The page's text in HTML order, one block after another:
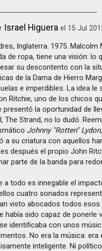
Israel Higuera el 15 Jul
Inglaterra. 1975.
de ropa, tiene una visión: lo
su descontento con la
de la Dama de Hierro
e imperdibles. La idea
Ritchie, uno de los chicos
presentó la oportunidad de
The Strand, no lo dudó.
Johnny "Rotten" Lydon
a su criatura con aquellos
después el propio John
parte de la banda para
a todo es innegable el
cuatro sonados
visto abocados todos
había sido capaz de ponerle
identificaba con unos
No era la música: era
inteligente. Ni